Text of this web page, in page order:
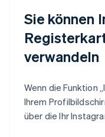
Sie können
verwandeln
Wenn die Funktion
Ihrem
über die Ihr